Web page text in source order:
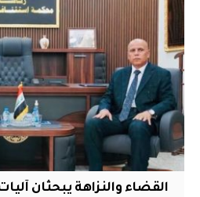
القضاء والنزاهة يبحثان